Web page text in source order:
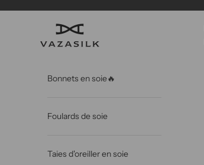
VAZASILK
Bonnets en soie🔥
Foulards de soie
Taies d'oreiller en soie